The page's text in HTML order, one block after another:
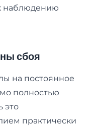
наблюдению
сбоя
на постоянное
полностью
это
практически